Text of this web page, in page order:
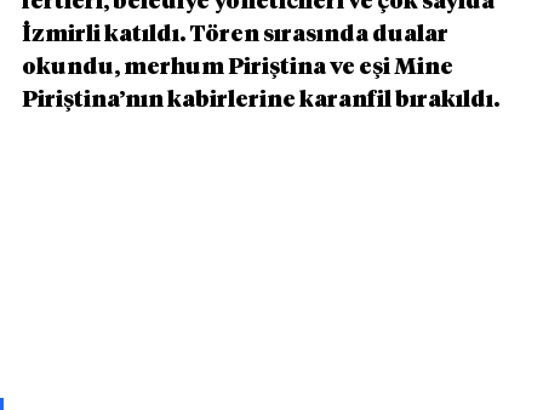
İzmirli katıldı. Tören sırasında dualar
okundu, merhum Piriştina ve eşi Mine
Piriştina’nın kabirlerine karanfil bırakıldı.